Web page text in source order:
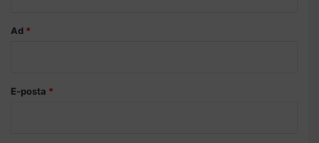
Ad *
E-posta *